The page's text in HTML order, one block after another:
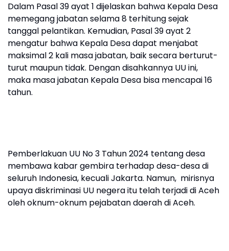
Dalam Pasal 39 ayat 1 dijelaskan bahwa Kepala Desa
memegang jabatan selama 8 terhitung sejak
tanggal pelantikan. Kemudian, Pasal 39 ayat 2
mengatur bahwa Kepala Desa dapat menjabat
maksimal 2 kali masa jabatan, baik secara berturut-
turut maupun tidak. Dengan disahkannya UU ini,
maka masa jabatan Kepala Desa bisa mencapai 16
tahun.
Pemberlakuan UU No 3 Tahun 2024 tentang desa
membawa kabar gembira terhadap desa-desa di
seluruh Indonesia, kecuali Jakarta. Namun, mirisnya
upaya diskriminasi UU negera itu telah terjadi di Aceh
oleh oknum-oknum pejabatan daerah di Aceh.